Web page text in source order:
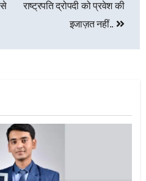
राष्ट्रपति द्रोपदी को प्रवेश की
इजाज़त नहीं..